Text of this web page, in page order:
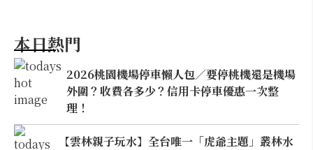
本日熱門
2026桃園機場停車懶人包／要停桃機還是機場
外圍？收費各多少？信用卡停車優惠一次整
理！
【雲林親子玩水】全台唯一「虎爺主題」叢林水